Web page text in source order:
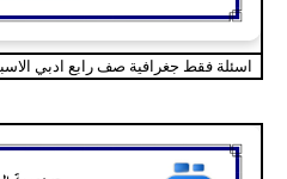
اسئلة فقط جغرافية صف رابع ادبي